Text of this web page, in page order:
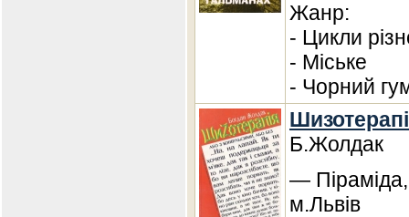
Жанр:
- Цикли
- Міське
- Чорний
Б.Жолдак
—
м.Львів